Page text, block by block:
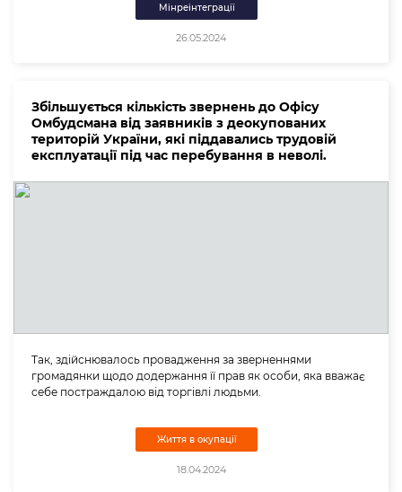
Мінреінтеграції
26.05.2024
Збільшується кількість звернень до Офісу
Омбудсмана від заявників з деокупованих
територій України, які піддавались трудовій
експлуатації під час перебування в неволі.
Так, здійснювалось провадження за зверненнями
громадянки щодо додержання її прав як особи, яка вважає
себе постраждалою від торгівлі людьми.
Життя в окупації
18.04.2024